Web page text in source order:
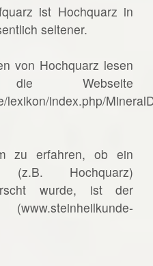
ist Hochquarz in
seltener.
von Hochquarz lesen
Webseite
lexikon/index.php/
zu erfahren, ob ein
(z.B. Hochquarz)
wurde, ist der